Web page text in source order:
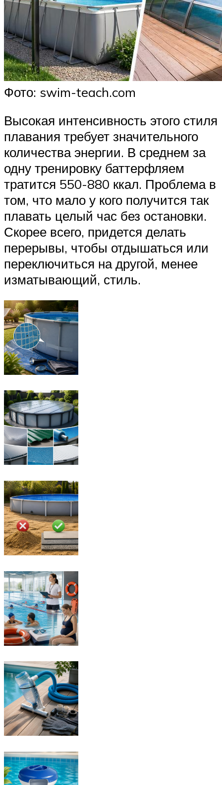
Фото: swim-teach.com
Высокая интенсивность этого стиля
плавания требует значительного
количества энергии. В среднем за
одну тренировку баттерфляем
тратится 550-880 ккал. Проблема в
том, что мало у кого получится так
плавать целый час без остановки.
Скорее всего, придется делать
перерывы, чтобы отдышаться или
переключиться на другой, менее
изматывающий, стиль.